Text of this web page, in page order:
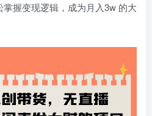
握变现逻辑，成为月入3w 的大